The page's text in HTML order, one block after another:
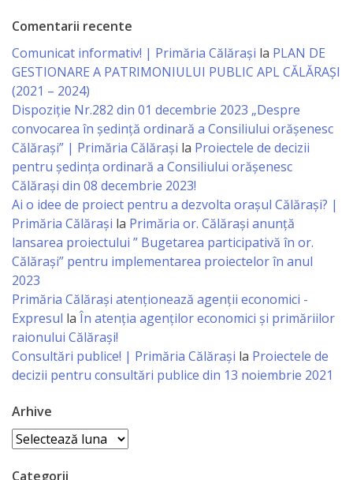
de
specialitate
Regulamentul
Consiliului
Dispoziții
Proiecte
de
decizii
Deciziile
Consiliului
Consiliul
de
tineret
Comentarii recente
Comunicat informativ! | Primăria Călărași la PLAN DE
GESTIONARE A PATRIMONIULUI PUBLIC APL CĂLĂRAȘI
(2021 – 2024)
Dispoziție Nr.282 din 01 decembrie 2023 „Despre
convocarea în ședință ordinară a Consiliului orășenesc
Călărași” | Primăria Călărași la Proiectele de decizii
pentru ședința ordinară a Consiliului orășenesc
Călărași din 08 decembrie 2023!
Ai o idee de proiect pentru a dezvolta orașul Călărași? |
Primăria Călărași la Primăria or. Călărași anunță
lansarea proiectului ” Bugetarea participativă în or.
Călărași” pentru implementarea proiectelor în anul
2023
Primăria Călăraşi atenţionează agenţii economici -
Expresul la În atenția agenților economici și primăriilor
raionului Călărași!
Consultări publice! | Primăria Călărași la Proiectele de
decizii pentru consultări publice din 13 noiembrie 2021
Arhive
Arhive
Categorii